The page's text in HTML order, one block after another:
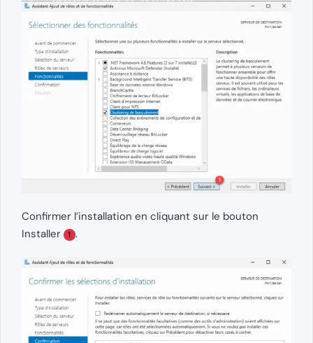
Confirmer l’installation en cliquant sur le bouton
Installer
1 .